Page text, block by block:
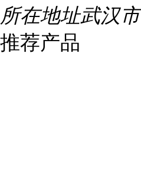
所在地址武汉市
推荐产品